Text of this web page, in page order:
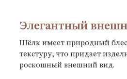
Элегантный
Шёлк имеет природный
текстуру, что придает
роскошный внешний вид.